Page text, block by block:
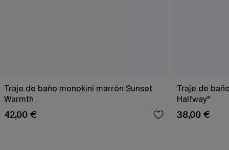
Traje de baño monokini marrón Sunset
Warmth
42,00 €
Traje de
Halfway"
38,00 €